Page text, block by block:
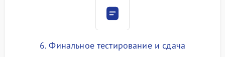
6. Финальное тестирование и сдача